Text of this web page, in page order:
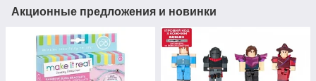
Акционные предложения и новинки